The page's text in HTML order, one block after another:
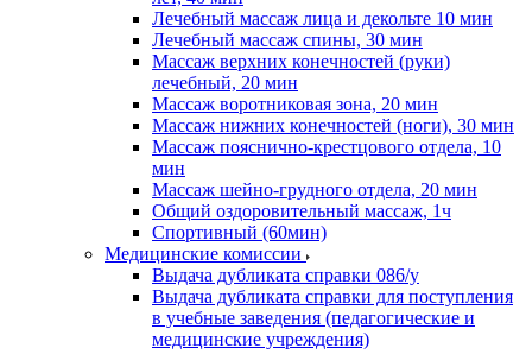
Лечебный массаж лица и декольте 10 мин
Лечебный массаж спины, 30 мин
Массаж верхних конечностей (руки)
лечебный, 20 мин
Массаж воротниковая зона, 20 мин
Массаж нижних конечностей (ноги), 30 мин
Массаж пояснично-крестцового отдела, 10
мин
Массаж шейно-грудного отдела, 20 мин
Общий оздоровительный массаж, 1ч
Спортивный (60мин)
Медицинские комиссии
Выдача дубликата справки 086/у
Выдача дубликата справки для поступления
в учебные заведения (педагогические и
медицинские учреждения)